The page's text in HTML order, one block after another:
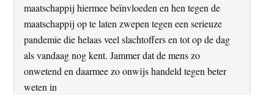
maatschappij hiermee beïnvloeden en hen tegen de
maatschappij op te laten zwepen tegen een serieuze
pandemie die helaas veel slachtoffers en tot op de dag
als vandaag nog kent. Jammer dat de mens zo
onwetend en daarmee zo onwijs handeld tegen beter
weten in